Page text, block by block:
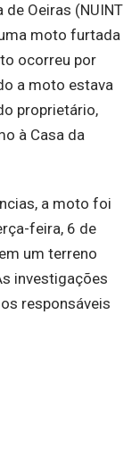
Oeiras (NUINT
moto furtada
ocorreu por
a moto estava
proprietário,
à Casa da
a moto foi
feira, 6 de
um terreno
investigações
responsáveis